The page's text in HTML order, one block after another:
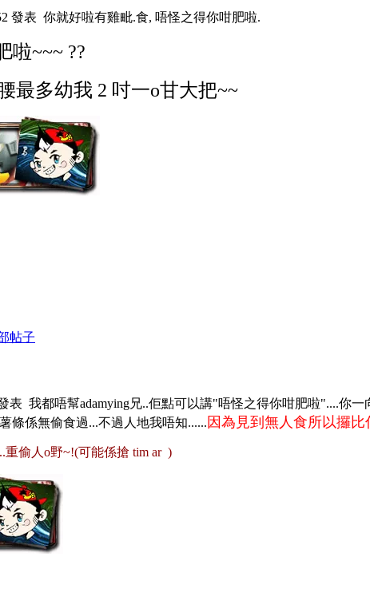
發表 你就好啦有雞毗.食, 唔怪之得你咁肥啦.
啦~~~ ??
最多幼我 2 吋一o甘大把~~
帖子
表 我都唔幫adamying兄..佢點可以講"唔怪之得你咁肥啦"....你
條係無偷食過...不過人地我唔知...... 因為見到無人食所以攞
重偷人o野~!(可能係搶 tim ar)